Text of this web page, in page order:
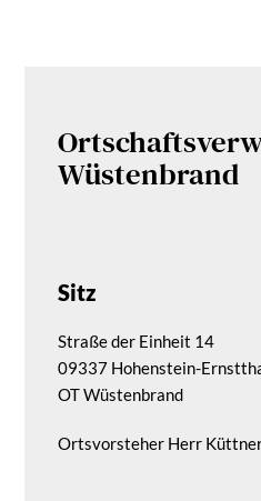
Wüstenbrand
Sitz
Straße der Einheit 14
09337 Hohenstein-
OT Wüstenbrand
Ortsvorsteher Herr